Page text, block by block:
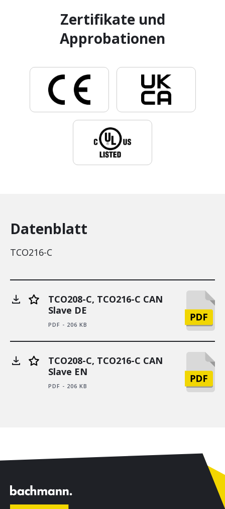
Zertifikate und
Approbationen
Datenblatt
TCO216-C
TCO208-C, TCO216-C CAN
Slave DE
PDF - 206 KB
TCO208-C, TCO216-C CAN
Slave EN
PDF - 206 KB